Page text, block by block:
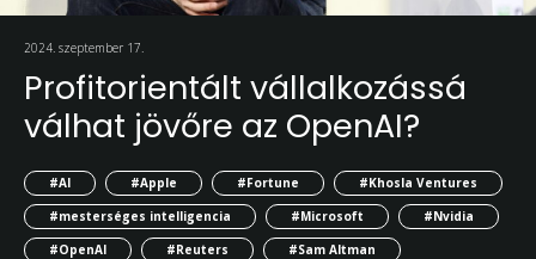
2024. szeptember 17.
Profitorientált vállalkozássá
válhat jövőre az OpenAI?
#AI #Apple #Fortune
#Khosla Ventures
#mesterséges intelligencia
#Microsoft
#Nvidia
#OpenAI
#Reuters
#Sam Altman